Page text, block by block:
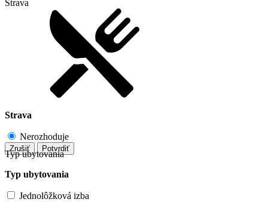
Strava
Strava
Nerozhoduje
Zrušiť Potvrdiť
Typ ubytovania
Typ ubytovania
Jednolôžková izba